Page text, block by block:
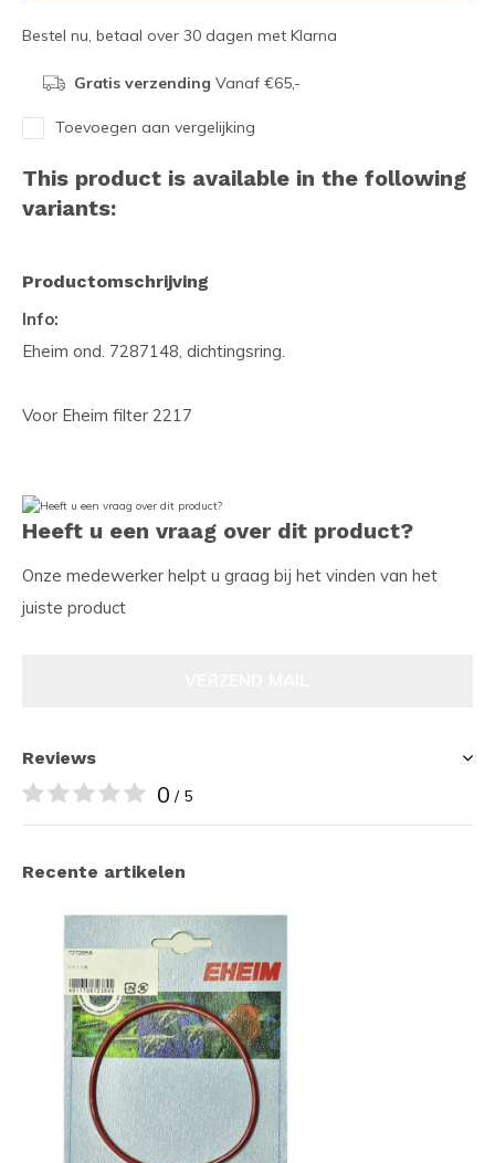
Bestel nu, betaal over 30 dagen met Klarna
Gratis verzending Vanaf €65,-
Toevoegen aan vergelijking
This product is available in the following
variants:
Productomschrijving
Info:
Eheim ond. 7287148, dichtingsring.
Voor Eheim filter 2217
Heeft u een vraag over dit product?
Onze medewerker helpt u graag bij het vinden van het
juiste product
Reviews
0 / 5
Recente artikelen